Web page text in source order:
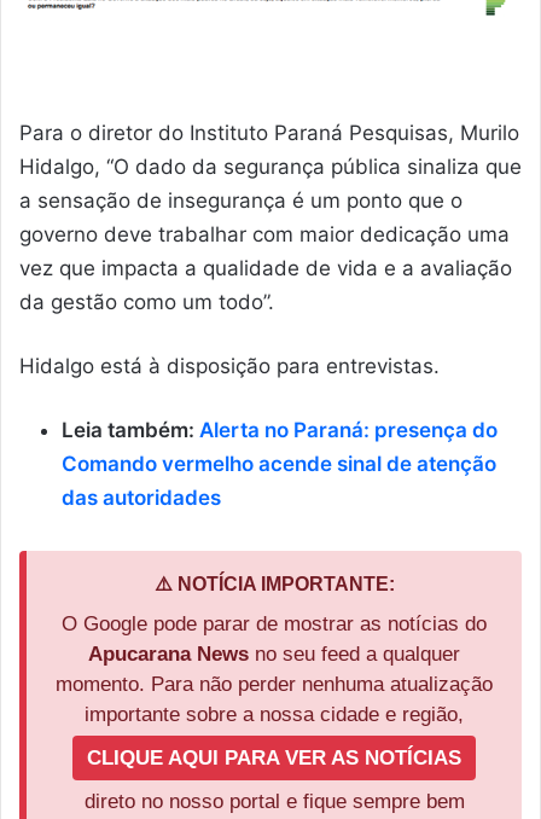
Para o diretor do Instituto Paraná Pesquisas, Murilo
Hidalgo, “O dado da segurança pública sinaliza que
a sensação de insegurança é um ponto que o
governo deve trabalhar com maior dedicação uma
vez que impacta a qualidade de vida e a avaliação
da gestão como um todo”.
Hidalgo está à disposição para entrevistas.
Leia também: Alerta no Paraná: presença do
Comando vermelho acende sinal de atenção
das autoridades
⚠️ NOTÍCIA IMPORTANTE:
O Google pode parar de mostrar as notícias do
Apucarana News no seu feed a qualquer
momento. Para não perder nenhuma atualização
importante sobre a nossa cidade e região,
CLIQUE AQUI PARA VER AS NOTÍCIAS
direto no nosso portal e fique sempre bem